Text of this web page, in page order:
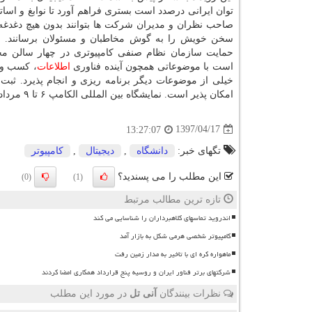
توان ایرانی درصدد است بستری فراهم آورد تا نوابغ و
صاحب نظران و مدیران شركت ها بتوانند بدون هیچ
سخن خویش را به گوش مخاطبان و مسئولان برسانند.
حمایت سازمان نظام صنفی كامپیوتری در چهار سالن
است با موضوعاتی همچون آینده فناوری اطلاعات، كسب
امكان پذیر است. نمایشگاه بین المللی الكامپ ۶ تا ۹ مردادماه در محل دائمی نمایشگاههای بین المللی تهران برگزار می گردد.
1397/04/17
13:27:07
تگهای خبر:
دانشگاه دیجیتال كامپیوتر
این مطلب را می پسندید؟ (1)
(0)
تازه ترین مطالب مرتبط
اندروید تماسهای کلاهبرداران را شناسایی می کند
کامپیوتر شخصی هرمی شکل به بازار آمد
ماهواره کره ای با تاخیر به مدار زمین رفت
شرکتهای برتر فناور ایران و روسیه پنج قرارداد همکاری امضا کردند
نظرات بینندگان آنی تل در مورد این مطلب